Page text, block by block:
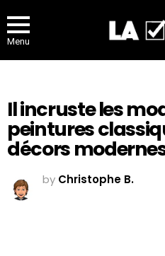
Menu
Il incruste les
peintures
décors
by Christophe B.